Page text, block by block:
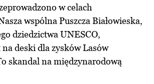
w celach
wspólna Puszcza Białowieska,
dziedzictwa UNESCO,
deski dla zysków Lasów
skandal na międzynarodową